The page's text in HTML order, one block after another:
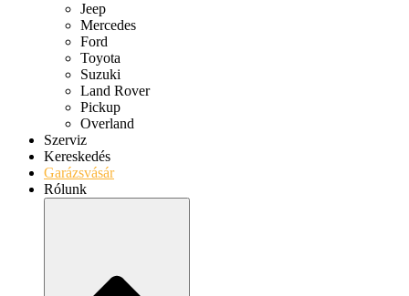
Jeep
Mercedes
Ford
Toyota
Suzuki
Land Rover
Pickup
Overland
Szerviz
Kereskedés
Garázsvásár
Rólunk